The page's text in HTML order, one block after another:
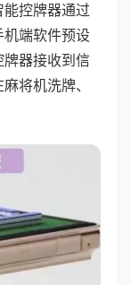
控牌器通过
端软件预设
器接收到信
将机洗牌、